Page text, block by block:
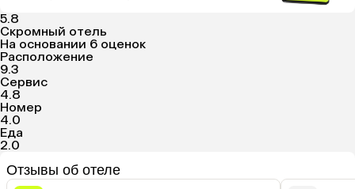
5.8
Скромный отель
На основании 6 оценок
Расположение
9.3
Сервис
4.8
Номер
4.0
Еда
2.0
Отзывы об отеле